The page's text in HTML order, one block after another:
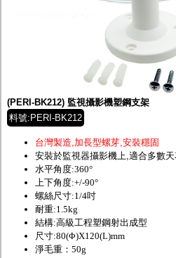
(PERI-BK212) 監視攝影機塑鋼支架
料號:PERI-BK212
台灣製造,加長型螺芽,安裝穩固
安裝於監視器攝影機上,適合多數
水平角度:360°
上下角度:+/-90°
螺絲尺寸:1/4吋
耐重:1.5kg
結構:高級工程塑鋼射出成型
尺寸:80(Φ)X120(L)mm
淨毛重：50g